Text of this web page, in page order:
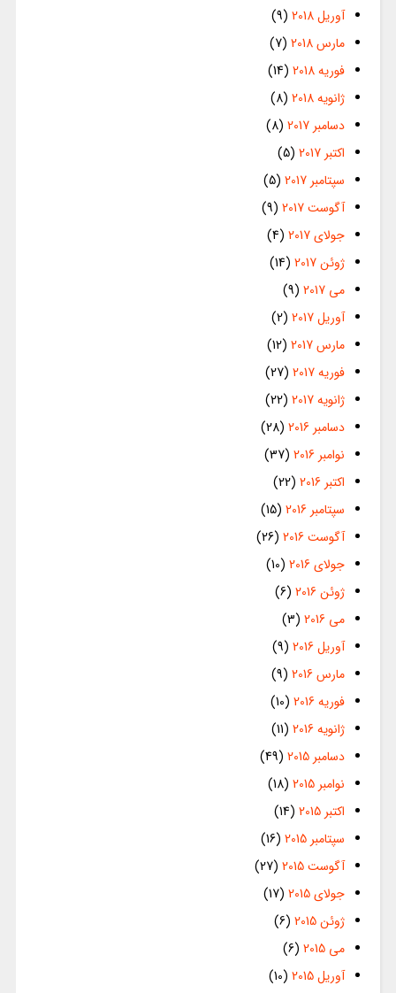
آوریل 2018
(9)
مارس 2018
(7)
فوریه 2018
(14)
ژانویه 2018
(8)
دسامبر 2017
(8)
اکتبر 2017
(5)
سپتامبر 2017
(5)
آگوست 2017
(9)
جولای 2017
(4)
ژوئن 2017
(14)
می 2017
(9)
آوریل 2017
(2)
مارس 2017
(12)
فوریه 2017
(27)
ژانویه 2017
(22)
دسامبر 2016
(28)
نوامبر 2016
(37)
اکتبر 2016
(22)
سپتامبر 2016
(15)
آگوست 2016
(26)
جولای 2016
(10)
ژوئن 2016
(6)
می 2016
(3)
آوریل 2016
(9)
مارس 2016
(9)
فوریه 2016
(10)
ژانویه 2016
(11)
دسامبر 2015
(49)
نوامبر 2015
(18)
اکتبر 2015
(14)
سپتامبر 2015
(16)
آگوست 2015
(27)
جولای 2015
(17)
ژوئن 2015
(6)
می 2015
(6)
آوریل 2015
(10)